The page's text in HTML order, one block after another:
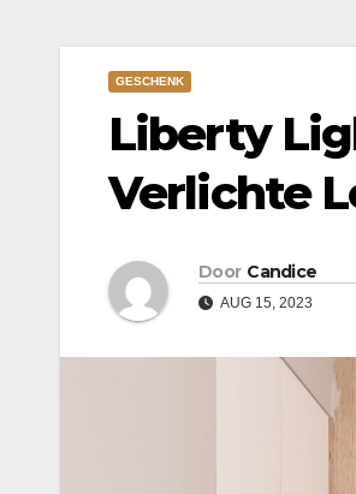
GESCHENK
Liberty
Verlichte
Door Candice
AUG 15, 2023